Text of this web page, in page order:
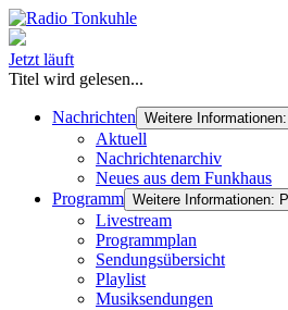
Jetzt läuft
Titel wird gelesen...
Nachrichten Weitere
Aktuell
Nachrichtenarchiv
Neues aus dem Funkhaus
Programm Weitere Informationen:
Livestream
Programmplan
Sendungsübersicht
Playlist
Musiksendungen